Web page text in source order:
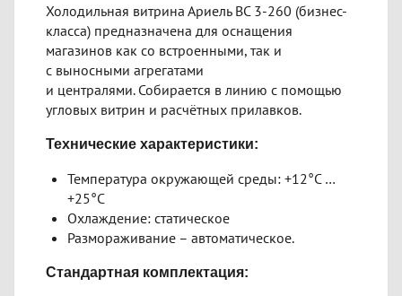
Холодильная витрина Ариель ВС 3-260 (бизнес-
класса) предназначена для оснащения
магазинов как со встроенными, так и
с выносными агрегатами
и централями. Собирается в линию с помощью
угловых витрин и расчётных прилавков.
Технические характеристики:
Температура окружающей среды: +12°С …
+25°С
Охлаждение: статическое
Размораживание – автоматическое.
Стандартная комплектация: